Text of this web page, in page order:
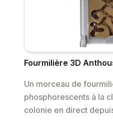
Fourmilière 3D
Un morceau de
phosphorescents à la
colonie en direct